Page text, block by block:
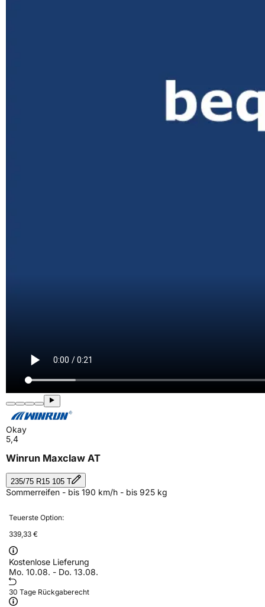
Okay
5,4
Winrun Maxclaw AT
235/75 R15 105 T
Sommerreifen - bis 190 km/h - bis 925 kg
Teuerste Option:
339,33 €
Kostenlose Lieferung
Mo. 10.08. - Do. 13.08.
30 Tage Rückgaberecht